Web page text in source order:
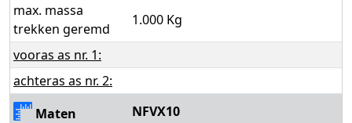
max. massa
trekken geremd
1.000 Kg
vooras as nr. 1:
achteras as nr. 2:
Maten
NFVX10